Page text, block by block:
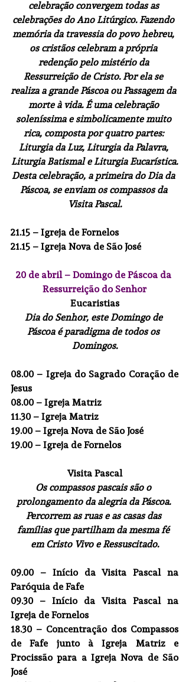
celebração convergem todas as
celebrações do Ano Litúrgico. Fazendo
memória da travessia do povo hebreu,
os cristãos celebram a própria
redenção pelo mistério da
Ressurreição de Cristo. Por ela se
realiza a grande Páscoa ou Passagem da
morte à vida. É uma celebração
soleníssima e simbolicamente muito
rica, composta por quatro partes:
Liturgia da Luz, Liturgia da Palavra,
Liturgia Batismal e Liturgia Eucarística.
Desta celebração, a primeira do Dia da
Páscoa, se enviam os compassos da
Visita Pascal.
21.15 – Igreja de Fornelos
21.15 – Igreja Nova de São José
20 de abril – Domingo de Páscoa da
Ressurreição do Senhor
Eucaristias
Dia do Senhor, este Domingo de
Páscoa é paradigma de todos os
Domingos.
08.00 – Igreja do Sagrado Coração de
Jesus
08.00 – Igreja Matriz
11.30 – Igreja Matriz
19.00 – Igreja Nova de São José
19.00 – Igreja de Fornelos
Visita Pascal
Os compassos pascais são o
prolongamento da alegria da Páscoa.
Percorrem as ruas e as casas das
famílias que partilham da mesma fé
em Cristo Vivo e Ressuscitado.
09.00 – Início da Visita Pascal na
Paróquia de Fafe
09.30 – Início da Visita Pascal na
Igreja de Fornelos
18.30 – Concentração dos Compassos
de Fafe junto à Igreja Matriz e
Procissão para a Igreja Nova de São
José